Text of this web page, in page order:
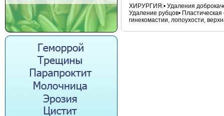
ХИРУРГИЯ:• Удаления
Удаление рубцов•
гинекомастии, лопоухости,